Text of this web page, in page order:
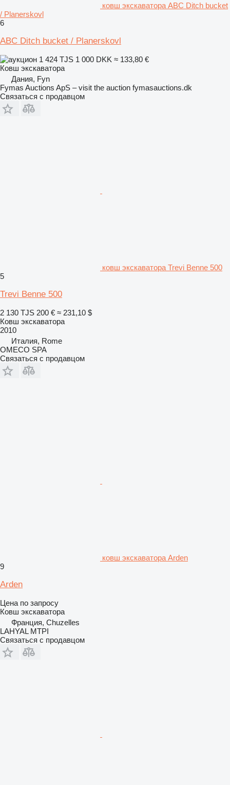
ковш экскаватора ABC Ditch bucket
/ Planerskovl
6
ABC Ditch bucket / Planerskovl
1 424 TJS 1 000 DKK ≈ 133,80 €
Ковш экскаватора
Дания, Fyn
Fymas Auctions ApS – visit the auction fymasauctions.dk
Связаться с продавцом
ковш экскаватора Trevi Benne 500
5
Trevi Benne 500
2 130 TJS 200 € ≈ 231,10 $
Ковш экскаватора
2010
Италия, Rome
OMECO SPA
Связаться с продавцом
ковш экскаватора Arden
9
Arden
Цена по запросу
Ковш экскаватора
Франция, Chuzelles
LAHYAL MTPI
Связаться с продавцом